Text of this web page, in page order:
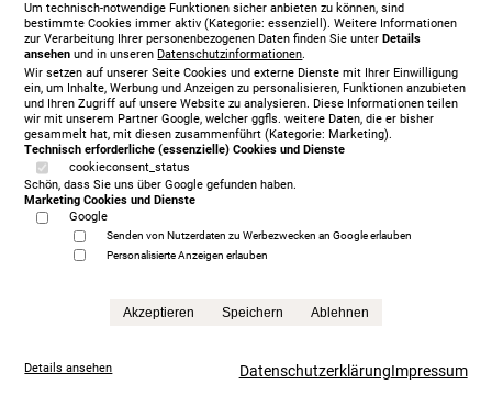
Anfrage
Um technisch-notwendige Funktionen sicher anbieten zu können, sind
bestimmte Cookies immer aktiv (Kategorie: essenziell). Weitere Informationen
zur Verarbeitung Ihrer personenbezogenen Daten finden Sie unterDetails
ansehen und in unserenDatenschutzinformationen.
Wir setzen auf unserer Seite Cookies und externe Dienste mit Ihrer Einwilligung
ein, um Inhalte, Werbung und Anzeigen zu personalisieren, Funktionen anzubieten
und Ihren Zugriff auf unsere Website zu analysieren. Diese Informationen teilen
wir mit unserem Partner Google, welcher ggfls. weitere Daten, die er bisher
gesammelt hat, mit diesen zusammenführt (Kategorie: Marketing).
Technisch erforderliche (essenzielle) Cookies und Dienste
cookieconsent_status
Schön, dass Sie uns über Google gefunden haben.
Marketing Cookies und Dienste
Google
Senden von Nutzerdaten zu Werbezwecken an Google erlauben
Personalisierte Anzeigen erlauben
Akzeptieren Speichern Ablehnen
Details ansehen DatenschutzerklärungImpressum